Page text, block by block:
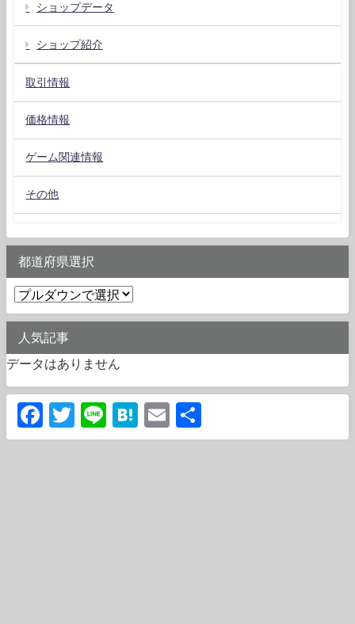
ショップデータ
ショップ紹介
取引情報
価格情報
ゲーム関連情報
その他
都道府県選択
人気記事
データはありません
Facebook
Twitter
LineHatena
Email
有